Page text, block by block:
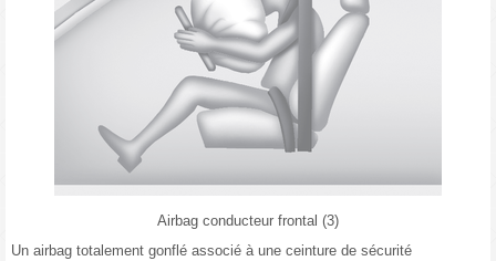
Airbag conducteur frontal (3)
Un airbag totalement gonflé associé à une ceinture de sécurité